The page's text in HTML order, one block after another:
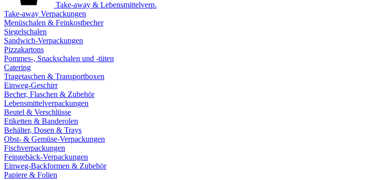
Take-away & Lebensmittelverp.
Take-away Verpackungen
Menüschalen & Feinkostbecher
Siegelschalen
Sandwich-Verpackungen
Pizzakartons
Pommes-, Snackschalen und -tüten
Catering
Tragetaschen & Transportboxen
Einweg-Geschirr
Becher, Flaschen & Zubehör
Lebensmittelverpackungen
Beutel & Verschlüsse
Etiketten & Banderolen
Behälter, Dosen & Trays
Obst- & Gemüse-Verpackungen
Fischverpackungen
Feingebäck-Verpackungen
Einweg-Backformen & Zubehör
Papiere & Folien